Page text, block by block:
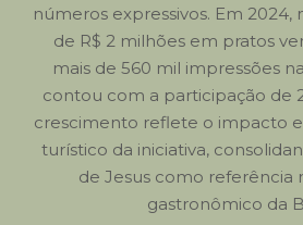
números expressivos. Em
de R$ 2 milhões em pratos
mais de 560 mil impressões
contou com a participação de
crescimento reflete o impacto
turístico da iniciativa,
de Jesus como referência
gastronômico da